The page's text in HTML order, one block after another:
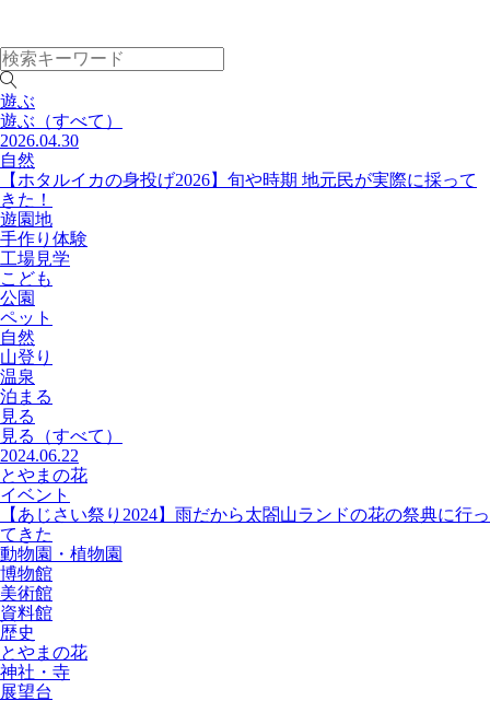
遊ぶ
遊ぶ （すべて）
2026.04.30
自然
【ホタルイカの身投げ2026】旬や時期 地元民が実際に採って
きた！
遊園地
手作り体験
工場見学
こども
公園
ペット
自然
山登り
温泉
泊まる
見る
見る
（すべて）
2024.06.22
とやまの花
イベント
【あじさい祭り2024】雨だから太閤山ランドの花の祭典に行っ
てきた
動物園・植物園
博物館
美術館
資料館
歴史
とやまの花
神社・寺
展望台